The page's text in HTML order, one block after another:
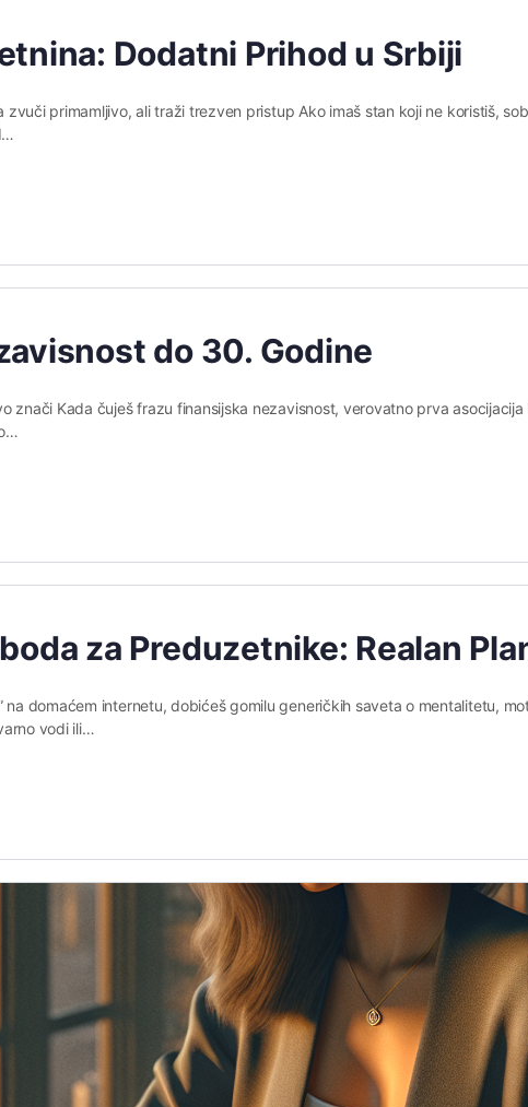
Dodatni Prihod u Srbiji
primamljivo, ali traži trezven pristup Ako imaš stan koji ne koristiš,
do 30. Godine
znači Kada čuješ frazu finansijska nezavisnost, verovatno prva
za Preduzetnike: Realan
na domaćem internetu, dobićeš gomilu generičkih saveta o mentalitetu,
vodi ili…